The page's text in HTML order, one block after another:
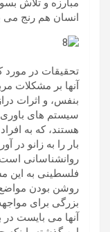
مبارزه و تلاش
انسان هم رنج
تحقیقات در مورد
آنها بر مشکلات
بنفس، و اثرات
سیستم های
هستند، که به
بار را به زانو در
روانشناسانی
فلسطینی به این
روشن بودن
بزرگی برای
آنها می بایست